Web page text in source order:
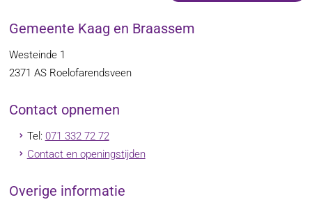
Gemeente Kaag en Braassem
Westeinde 1
2371 AS Roelofarendsveen
Contact opnemen
Tel: 071 332 72 72
Contact en openingstijden
Overige informatie